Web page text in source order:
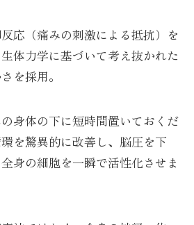
応（痛みの刺激による抵抗）を
体力学に基づいて考え抜かれた
を採用。
身体の下に短時間置いておくだ
を驚異的に改善し、脳圧を下
身の細胞を一瞬で活性化させま